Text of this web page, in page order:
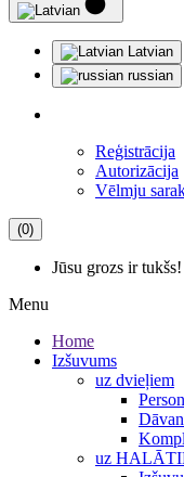
Latvian
russian
Reģistrācija
Autorizācija
Vēlmju
(0)
Jūsu grozs ir tukšs!
Menu
Home
Izšuvums
uz dvieļiem
uz